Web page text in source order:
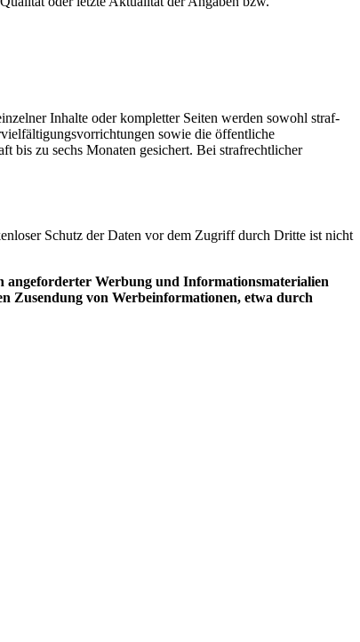
Inhalte oder kompletter Seiten werden sowohl straf-
sowie die öffentliche
bis zu sechs Monaten gesichert. Bei strafrechtlicher
Schutz der Daten vor dem Zugriff durch Dritte ist nicht
Werbung und Informationsmaterialien
Zusendung von Werbeinformationen, etwa durch